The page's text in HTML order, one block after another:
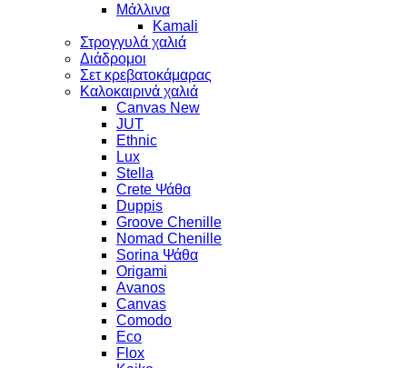
Μάλλινα
Kamali
Στρογγυλά χαλιά
Διάδρομοι
Σετ κρεβατοκάμαρας
Καλοκαιρινά χαλιά
Canvas New
JUT
Ethnic
Lux
Stella
Crete Ψάθα
Duppis
Groove Chenille
Nomad Chenille
Sorina Ψάθα
Origami
Avanos
Canvas
Comodo
Eco
Flox